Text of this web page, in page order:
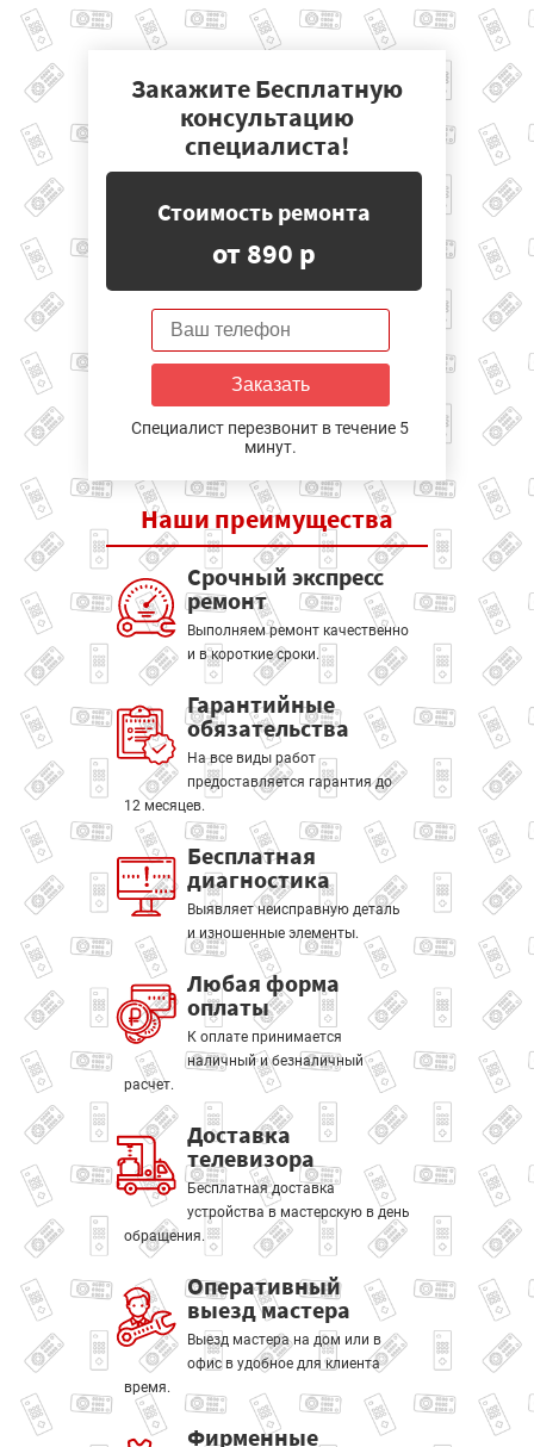
Закажите Бесплатную
консультацию
специалиста!
Стоимость ремонта
от 890 р
Заказать
Специалист перезвонит в течение 5
минут.
Наши преимущества
Срочный экспресс
ремонт
Выполняем ремонт качественно
и в короткие сроки.
Гарантийные
обязательства
На все виды работ
предоставляется гарантия до
12 месяцев.
Бесплатная
диагностика
Выявляет неисправную деталь
и изношенные элементы.
Любая форма
оплаты
К оплате принимается
наличный и безналичный
расчет.
Доставка
телевизора
Бесплатная доставка
устройства в мастерскую в день
обращения.
Оперативный
выезд мастера
Выезд мастера на дом или в
офис в удобное для клиента
время.
Фирменные